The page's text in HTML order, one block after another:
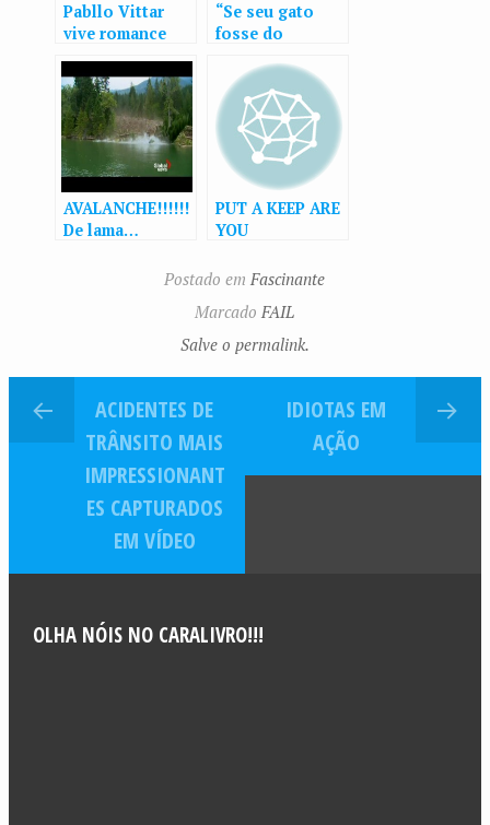
Pabllo Vittar
vive romance
árabe em viagem
pela Europa
“Se seu gato
fosse do
leão, ele te
devoraria”
AVALANCHE!!!!!!
De lama…
PUT A KEEP ARE
YOU
Postado emFascinante
MarcadoFAIL
Salve o permalink.
ACIDENTES DE
TRÂNSITO MAIS
IMPRESSIONANT
ES CAPTURADOS
EM VÍDEO
IDIOTAS EM
AÇÃO
OLHA NÓIS NO CARALIVRO!!!